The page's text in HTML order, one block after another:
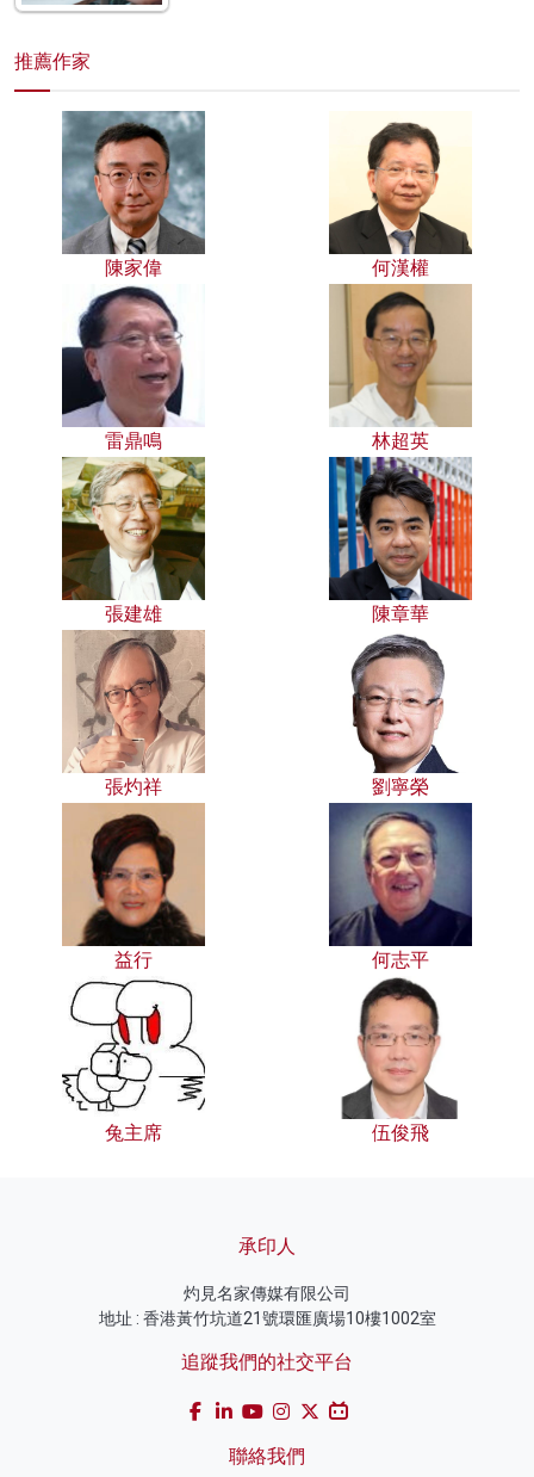
推薦作家
陳家偉 何漢權
雷鼎鳴 林超英
張建雄 陳章華
張灼祥 劉寧榮
益行 何志平
兔主席 伍俊飛
承印人
灼見名家傳媒有限公司
地址 : 香港黃竹坑道21號環匯廣場10樓1002室
追蹤我們的社交平台
聯絡我們